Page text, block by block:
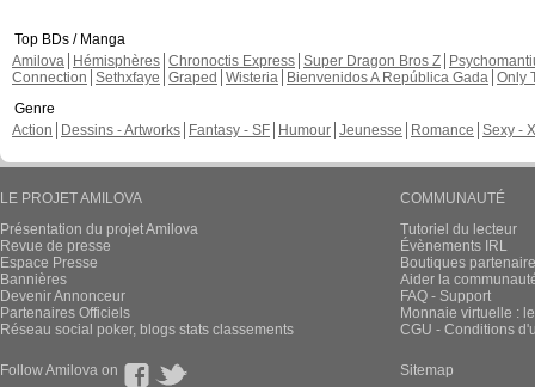
Top BDs / Manga
Amilova
Hémisphères Chronoctis Express Super Dragon Bros Z
Connection Sethxfaye Graped Wisteria Bienvenidos A República Gada Only
Genre
Action
Dessins - Artworks Fantasy - SF Humour Jeunesse Romance Sexy -
LE PROJET AMILOVA
Présentation du projet Amilova
Revue de presse
Espace Presse
Bannières
Devenir Annonceur
Partenaires Officiels
Réseau social poker, blogs stats classements
COMMUNAUTÉ
Tutoriel du lecteur
Évènements IRL
Boutiques
Aider la
FAQ - Support
Monnaie virtuelle :
CGU - Conditions
Follow Amilova on Sitemap